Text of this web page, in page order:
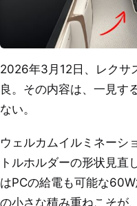
2026年3月12日、レクサ
良。その内容は、一見す
ない。
ウェルカムイルミネーシ
トルホルダーの形状見直
はPCの給電も可能な
の小さな積み重ねこそが